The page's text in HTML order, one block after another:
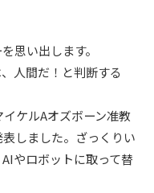
思い出します。
人間だ！と判断する
ケルAオズボーン准教
しました。ざっくりい
やロボットに取って替